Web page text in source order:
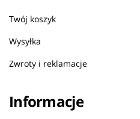
Twój koszyk
Wysyłka
Zwroty i reklamacje
Informacje